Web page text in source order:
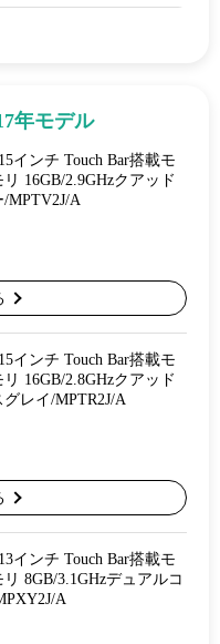
年モデル
インチ Touch Bar搭載モ
16GB/2.9GHzクアッド
/MPTV2J/A
インチ Touch Bar搭載モ
16GB/2.8GHzクアッド
レイ/MPTR2J/A
インチ Touch Bar搭載モ
8GB/3.1GHzデュアルコ
A